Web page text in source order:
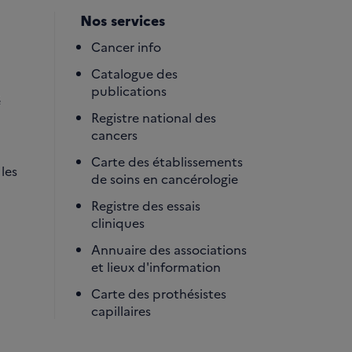
Nos services
Cancer info
Catalogue des
publications
Registre national des
cancers
Carte des établissements
de soins en cancérologie
Registre des essais
cliniques
Annuaire des associations
et lieux d'information
Carte des prothésistes
capillaires